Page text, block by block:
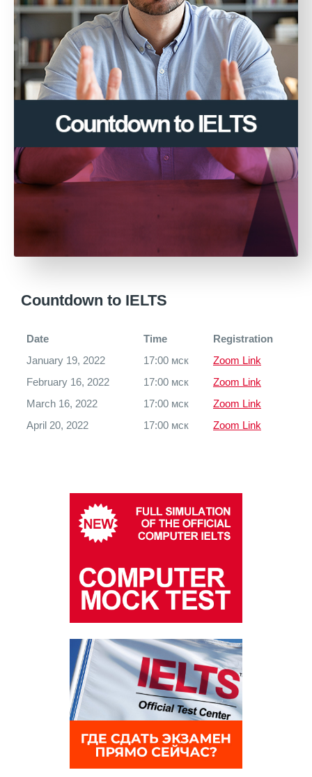
Countdown to IELTS
Date Time
Registration
January 19, 2022
17:00 мск
Zoom Link
February 16, 2022
17:00 мск
Zoom Link
March 16, 2022
17:00 мск
Zoom Link
April 20, 2022
17:00 мск Zoom Link